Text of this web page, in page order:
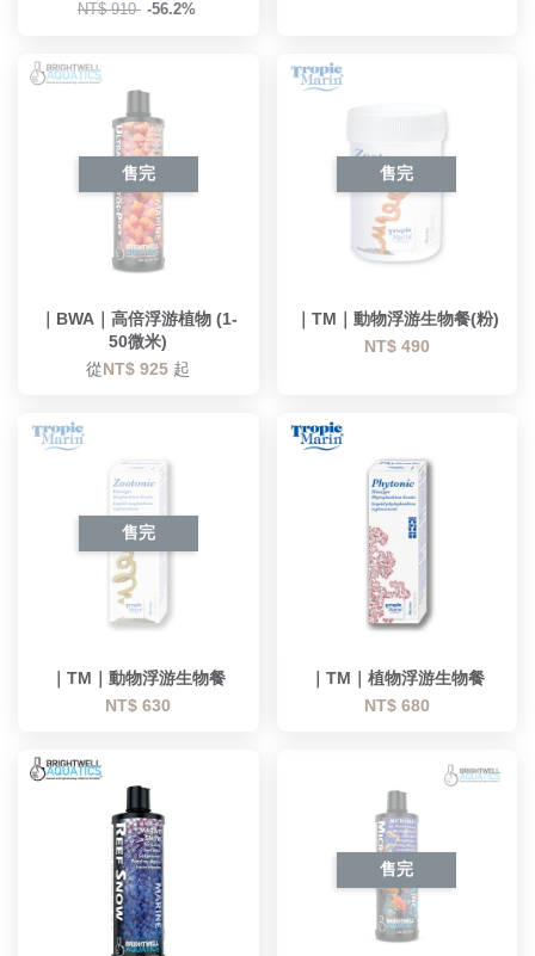
NT$ 910 -56.2%
售完
｜BWA｜高倍浮游植物 (1-
50微米)
從NT$ 925 起
售完
｜TM｜動物浮游生物餐(粉)
NT$ 490
售完
｜TM｜動物浮游生物餐
NT$ 630
｜TM｜植物浮游生物餐
NT$ 680
售完